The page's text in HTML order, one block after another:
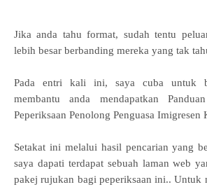
Jika anda tahu format, sudah tentu
lebih besar berbanding mereka yang tak
Pada entri kali ini, saya cuba untuk
membantu anda mendapatkan
Peperiksaan Penolong Penguasa Imigresen
Setakat ini melalui hasil pencarian yang
saya dapati terdapat sebuah laman web
pakej rujukan bagi peperiksaan ini.. Untuk